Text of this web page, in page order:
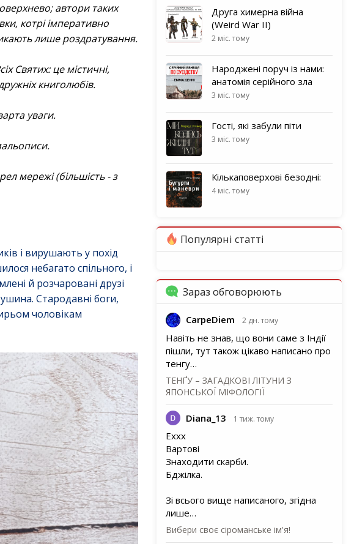
автори таких
котрі імперативно
лише роздратування.
Святих: це містичні,
книголюбів.
уваги.
мережі (більшість - з
і вирушають у похід
небагато спільного, і
й розчаровані друзі
Стародавні боги,
чоловікам
Друга химерна війна
(Weird War II)
2 міс. тому
Народжені поруч із нами:
анатомія серійного зла
3 міс. тому
Гості, які забули піти
3 міс. тому
Кількаповерхові безодні:
4 міс. тому
Популярні статті
Зараз обговорюють
CarpeDiem 2 дн. тому
Навіть не знав, що вони саме з Індії
пішли, тут також цікаво написано про
тенгу…
ТЕНҐУ – ЗАГАДКОВІ ЛІТУНИ З
ЯПОНСЬКОЇ МІФОЛОГІЇ
Diana_13 1 тиж. тому
Еххх
Вартові
Знаходити скарби.
Бджілка.
Зі всього вище написаного, згідна
лише…
Вибери своє сіроманське ім'я!